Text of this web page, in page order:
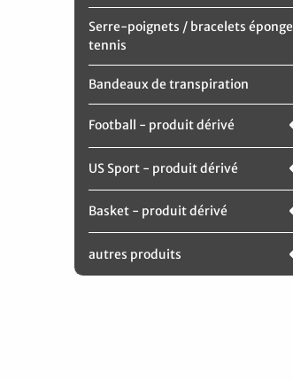
Serre-poignets / bracelets éponge
tennis
Bandeaux de transpiration
Football - produit dérivé
US Sport - produit dérivé
Basket - produit dérivé
autres produits